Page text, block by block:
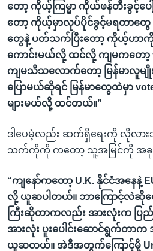
တော့ ကိုယ့်ကြမ္မာ ကိုယ်ဖန်တီးခွင့်ပေါ့
တော့ ကိုယ့်မှာလုပ်ပိုင်ခွင့်မရတာတွေ
တွေနဲ့ ပတ်သက်ပြီးတော့ ကိုယ့်ဟာကို
ကောင်းမယ်လို့ ထင်လို့ ကျမကတော့
ကျမသိသလောက်တော့ မြန်မာလူ
ပြောမယ်ဆိုရင် မြန်မာတွေထဲမှာ
များမယ်လို့ ထင်တယ်။”
ဒါပေမဲ့လည်း ဆက်ရှိရေးကို လိုလား
သက်ကိုကို ကတော့ သူ့အမြင်ကို အခုလို
“ကျနော်ကတော့ U.K. နိုင်ငံအနေနဲ့
လို့ ယူဆပါတယ်။ ဘာကြောင့်လဲဆိုတ
ကြီးဆိုတာကလည်း အားလုံးက ပြည်ထ
အားလုံး ပူးပေါင်းဆောင်ရွက်တာ
ယူဆတယ်။ အဲဒီအတွက်ကြောင့်မို့